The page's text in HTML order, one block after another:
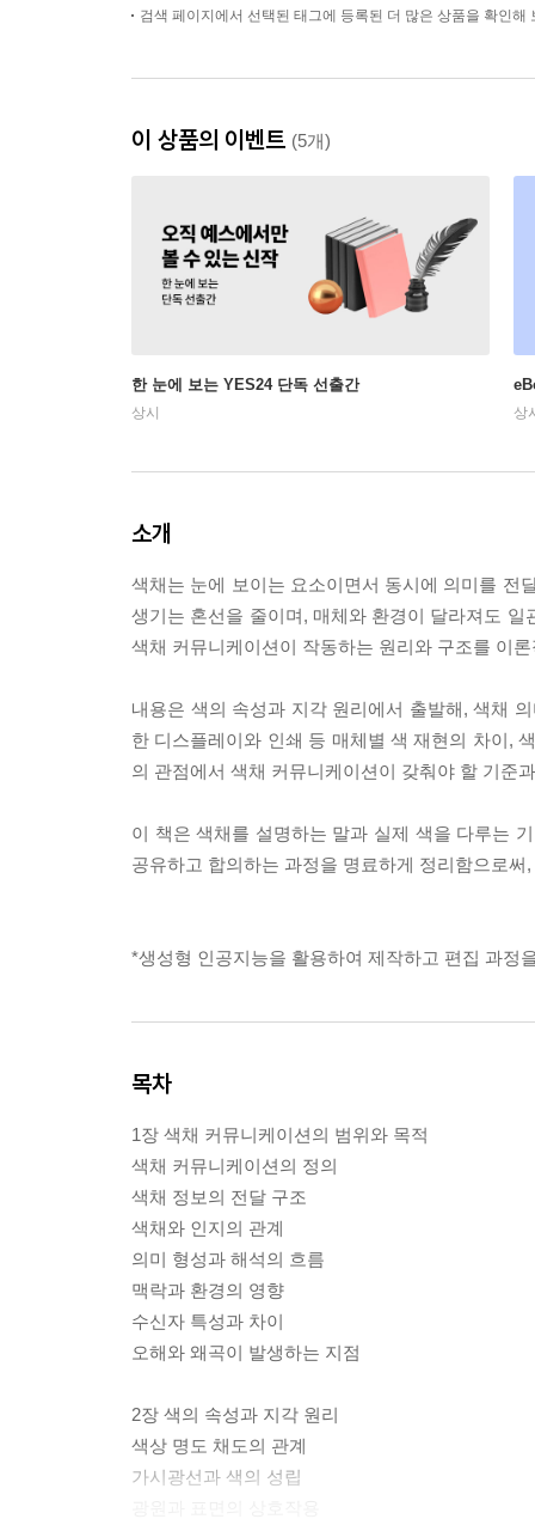
검색 페이지에서 선택된 태그에 등록된 더 많은 상품을 확인해
이 상품의 이벤트 (5개)
한 눈에 보는 YES24 단독 선출간
상시 상
소개
색채는 눈에 보이는 요소이면서 동시에 의미를 전
생기는 혼선을 줄이며, 매체와 환경이 달라져도
색채 커뮤니케이션이 작동하는 원리와 구조를 이
내용은 색의 속성과 지각 원리에서 출발해, 색채
한 디스플레이와 인쇄 등 매체별 색 재현의 차이,
의 관점에서 색채 커뮤니케이션이 갖춰야 할 기준
이 책은 색채를 설명하는 말과 실제 색을 다루는
공유하고 합의하는 과정을 명료하게 정리함으로
*생성형 인공지능을 활용하여 제작하고 편집 과정
목차
1장 색채 커뮤니케이션의 범위와 목적
색채 커뮤니케이션의 정의
색채 정보의 전달 구조
색채와 인지의 관계
의미 형성과 해석의 흐름
맥락과 환경의 영향
수신자 특성과 차이
오해와 왜곡이 발생하는 지점
2장 색의 속성과 지각 원리
색상 명도 채도의 관계
가시광선과 색의 성립